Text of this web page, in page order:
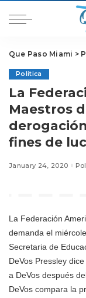
Que Paso Miami >
Politica
La
Maestros
fines de
January 24, 2020
La Federación
demanda el
Secretaria de
DeVos Pressley
a DeVos después
DeVos compara la